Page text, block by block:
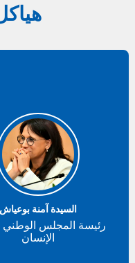
السيدة آمنة بوعياش
رئيسة المجلس
الإنسان